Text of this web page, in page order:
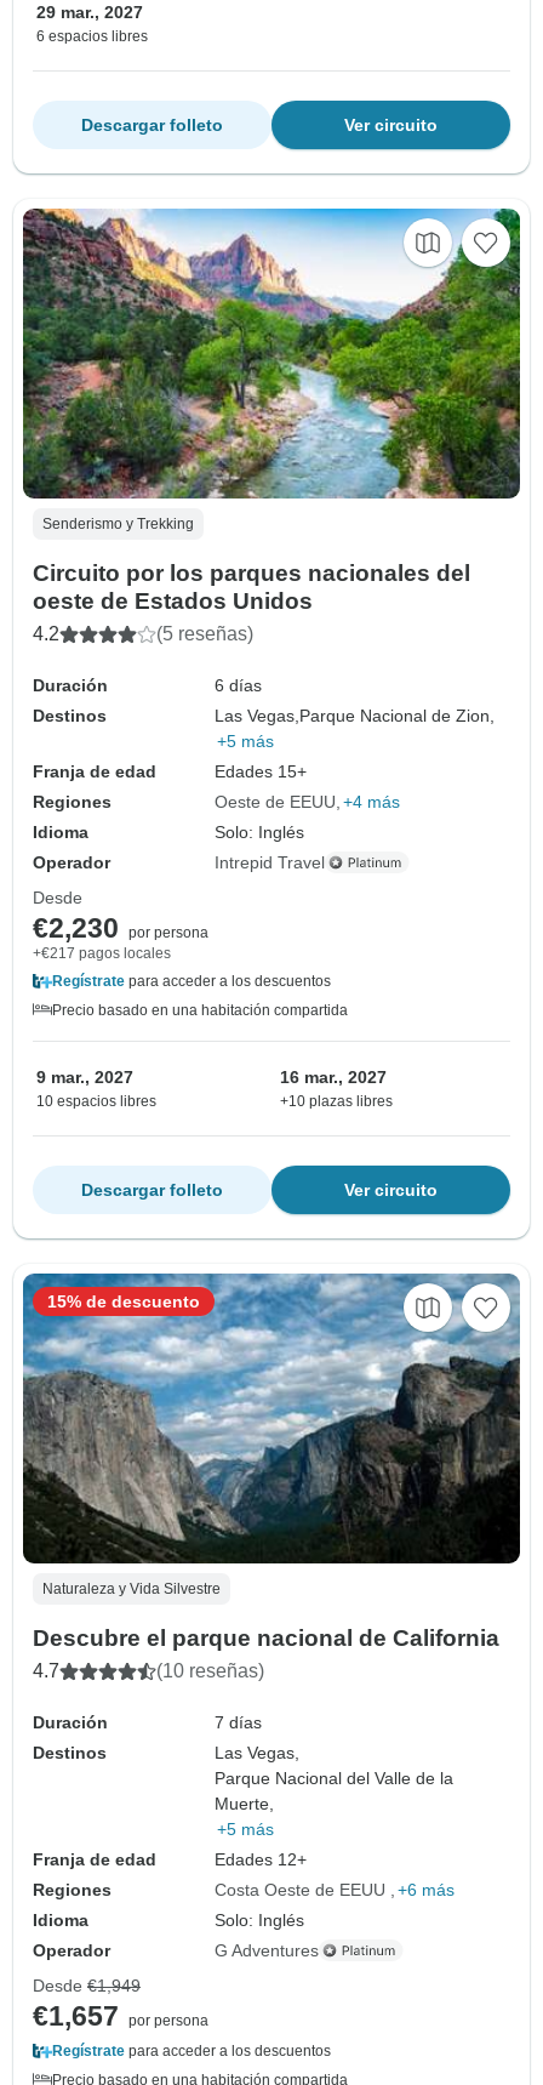
29 mar., 2027
6 espacios libres
Ver circuito
Descargar folleto
Senderismo y Trekking
Circuito por los parques nacionales del
oeste de Estados Unidos
4.2 (5 reseñas)
Duración
6 días
Destinos
Las Vegas, Parque Nacional de Zion,
+5 más
Franja de edad
Edades 15+
Regiones
Oeste de EEUU +4 más
Idioma
Solo: Inglés
Operador
Intrepid Travel
Desde
€2,230
por persona
+€217 pagos locales
Regístrate para acceder a los descuentos
Precio basado en una habitación compartida
9 mar., 2027
10 espacios libres
16 mar., 2027
+10 plazas libres
Ver circuito
Descargar folleto
Naturaleza y Vida Silvestre
Descubre el parque nacional de California
4.7 (10 reseñas)
Duración
7 días
Destinos
Las Vegas,
Parque Nacional del Valle de la
Muerte,
+5 más
Franja de edad
Edades 12+
Regiones
Costa Oeste de EEUU
+6 más
Idioma
Solo: Inglés
Operador
G Adventures
15% de descuento
Desde €1,949
€1,657
por persona
Regístrate para acceder a los descuentos
Precio basado en una habitación compartida